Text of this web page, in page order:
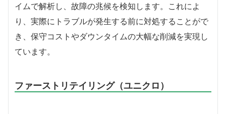
イムで解析し、故障の兆候を検知します。これによ
り、実際にトラブルが発生する前に対処することがで
き、保守コストやダウンタイムの大幅な削減を実現し
ています。
ファーストリテイリング（ユニクロ）